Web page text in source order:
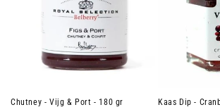
Chutney - Vijg & Port - 180 gr Kaas Dip -